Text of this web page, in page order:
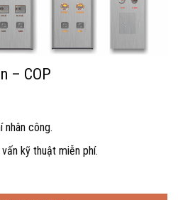
– COP
nhân công.
kỹ thuật miễn phí.
lượng